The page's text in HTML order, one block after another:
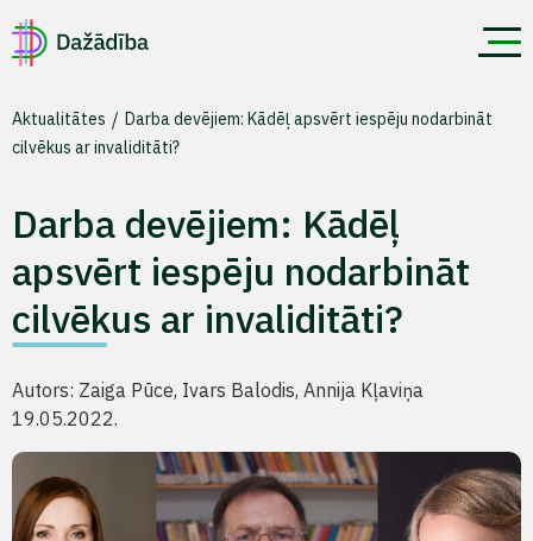
Aktualitātes
Darba devējiem: Kādēļ apsvērt iespēju nodarbināt
cilvēkus ar invaliditāti?
Darba devējiem: Kādēļ
apsvērt iespēju nodarbināt
cilvēkus ar invaliditāti?
Autors: Zaiga Pūce, Ivars Balodis, Annija Kļaviņa
19.05.2022.